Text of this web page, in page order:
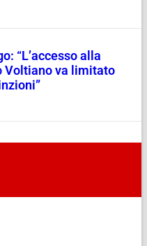
“L’accesso alla
Voltiano va limitato